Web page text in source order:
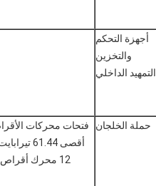
أجهزة التحكم
والتخزين
التمهيد الداخلي
حملة الخلجان
أقصى 61.44 تيرابايت ، أو حتى 24 × 2.5 بوصة SAS / SATA (محركات أقراص ثابتة / محركات أقراص صلبة) مع ما يصل إلى